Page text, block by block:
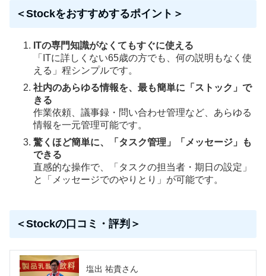
＜Stockをおすすめするポイント＞
ITの専門知識がなくてもすぐに使える
「ITに詳しくない65歳の方でも、何の説明もなく使
える」程シンプルです。
社内のあらゆる情報を、最も簡単に「ストック」で
きる
作業依頼、議事録・問い合わせ管理など、あらゆる
情報を一元管理可能です。
驚くほど簡単に、「タスク管理」「メッセージ」も
できる
直感的な操作で、「タスクの担当者・期日の設定」
と「メッセージでのやりとり」が可能です。
＜Stockの口コミ・評判＞
塩出 祐貴さん